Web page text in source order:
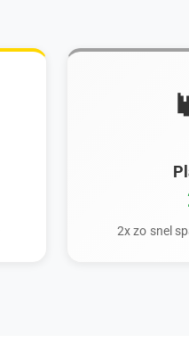
2x zo snel